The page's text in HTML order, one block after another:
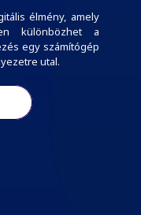
élmény, amely
különbözhet a
egy számítógép
utal.